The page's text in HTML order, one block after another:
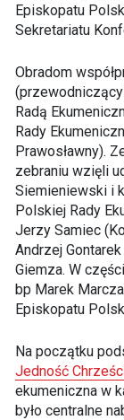
Episkopatu
Sekretariatu
Obradom
Radą
Rady
Prawosławny).
zebraniu wzięli
Siemieniewski i
Polskiej Rady
Jerzy Samiec
Andrzej
Giemza. W
bp Marek
Episkopatu
Na początku
Jedność
ekumeniczna w
było centralne